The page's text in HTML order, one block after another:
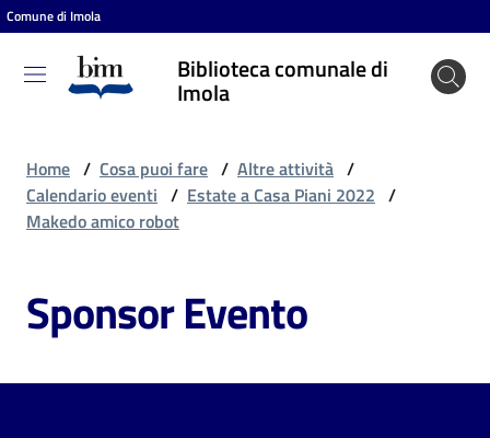
Vai al contenuto
Vai alla navigazione
Vai al footer
Comune di Imola
Biblioteca comunale di
Imola
Biblioteca
comunale
Cosa
fare
Home / Cosa puoi fare / Altre attività /
Calendario eventi / Estate a Casa Piani 2022 /
Makedo amico robot
Sponsor Evento